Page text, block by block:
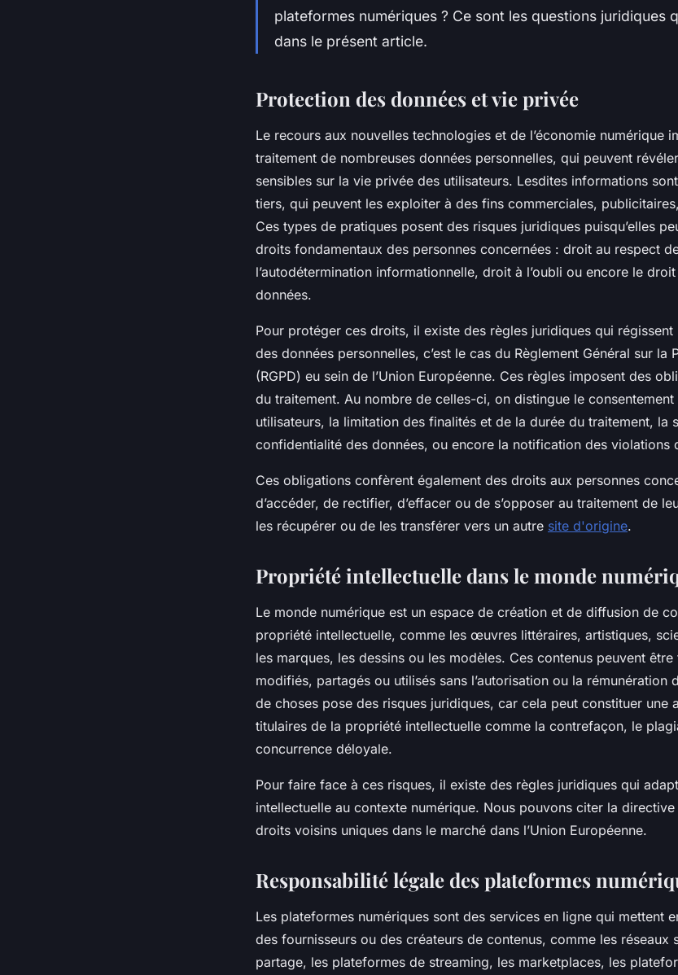
plateformes numériques ? Ce sont les questions juridiques
dans le présent article.
Protection des données et vie privée
Le recours aux nouvelles technologies et de l’économie numérique
traitement de nombreuses données personnelles, qui peuvent
sensibles sur la vie privée des utilisateurs. Lesdites informations
tiers, qui peuvent les exploiter à des fins commerciales,
Ces types de pratiques posent des risques juridiques puisqu’elles
droits fondamentaux des personnes concernées : droit au respect
l’autodétermination informationnelle, droit à l’oubli ou encore le
données.
Pour protéger ces droits, il existe des règles juridiques qui
des données personnelles, c’est le cas du Règlement Général sur la
(RGPD) eu sein de l’Union Européenne. Ces règles imposent des
du traitement. Au nombre de celles-ci, on distingue le
utilisateurs, la limitation des finalités et de la durée du traitement, la
confidentialité des données, ou encore la notification des violations
Ces obligations confèrent également des droits aux personnes
d’accéder, de rectifier, d’effacer ou de s’opposer au traitement de
les récupérer ou de les transférer vers un autre site d'origine.
Propriété intellectuelle dans le monde
Le monde numérique est un espace de création et de diffusion de
propriété intellectuelle, comme les œuvres littéraires, artistiques,
les marques, les dessins ou les modèles. Ces contenus peuvent
modifiés, partagés ou utilisés sans l’autorisation ou la rémunération
de choses pose des risques juridiques, car cela peut constituer une
titulaires de la propriété intellectuelle comme la contrefaçon, le
concurrence déloyale.
Pour faire face à ces risques, il existe des règles juridiques qui
intellectuelle au contexte numérique. Nous pouvons citer la directive
droits voisins uniques dans le marché dans l’Union Européenne.
Responsabilité légale des plateformes
Les plateformes numériques sont des services en ligne qui mettent
des fournisseurs ou des créateurs de contenus, comme les réseaux
partage, les plateformes de streaming, les marketplaces, les